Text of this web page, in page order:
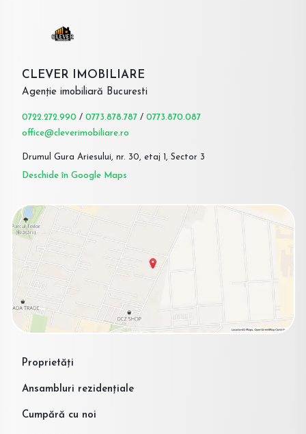
CLEVER IMOBILIARE
Agenție imobiliară Bucuresti
0722.272.990 / 0773.878.787 / 0773.870.087
office@cleverimobiliare.ro
Drumul Gura Ariesului, nr. 30, etaj 1, Sector 3
Deschide în Google Maps
Proprietăți
Ansambluri rezidențiale
Cumpără cu noi